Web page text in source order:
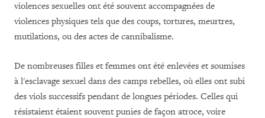
violences sexuelles ont été souvent accompagnées de
violences physiques tels que des coups, tortures, meurtres,
mutilations, ou des actes de cannibalisme.
De nombreuses filles et femmes ont été enlevées et soumises
à l'esclavage sexuel dans des camps rebelles, où elles ont subi
des viols successifs pendant de longues périodes. Celles qui
résistaient étaient souvent punies de façon atroce, voire